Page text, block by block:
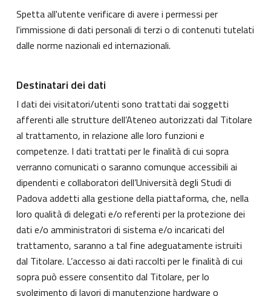
Spetta all'utente verificare di avere i permessi per
l'immissione di dati personali di terzi o di contenuti tutelati
dalle norme nazionali ed internazionali.
Destinatari dei dati
I dati dei visitatori/utenti sono trattati dai soggetti
afferenti alle strutture dell’Ateneo autorizzati dal Titolare
al trattamento, in relazione alle loro funzioni e
competenze. I dati trattati per le finalità di cui sopra
verranno comunicati o saranno comunque accessibili ai
dipendenti e collaboratori dell’Università degli Studi di
Padova addetti alla gestione della piattaforma, che, nella
loro qualità di delegati e/o referenti per la protezione dei
dati e/o amministratori di sistema e/o incaricati del
trattamento, saranno a tal fine adeguatamente istruiti
dal Titolare. L’accesso ai dati raccolti per le finalità di cui
sopra può essere consentito dal Titolare, per lo
svolgimento di lavori di manutenzione hardware o